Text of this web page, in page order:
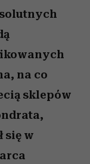
na co
sklepów
się w